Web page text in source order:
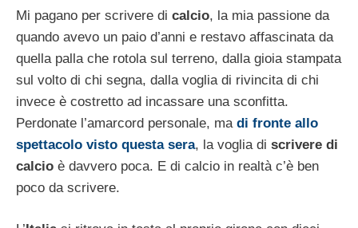
Mi pagano per scrivere di calcio, la mia passione da
quando avevo un paio d’anni e restavo affascinata da
quella palla che rotola sul terreno, dalla gioia stampata
sul volto di chi segna, dalla voglia di rivincita di chi
invece è costretto ad incassare una sconfitta.
Perdonate l’amarcord personale, ma di fronte allo
spettacolo visto questa sera, la voglia di scrivere di
calcio è davvero poca. E di calcio in realtà c’è ben
poco da scrivere.